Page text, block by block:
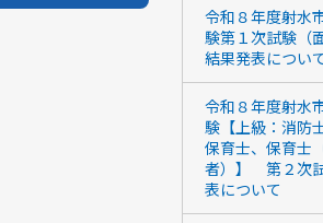
令和８年度射水
験第１次試験（
結果発表につい
令和８年度射水
験【上級：消防
保育士、保育士
者）】 第２次
表について